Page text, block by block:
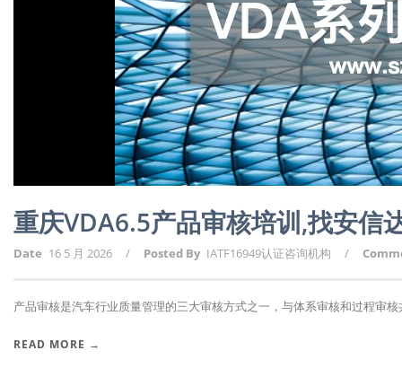
重庆VDA6.5产品审核培训,找安信
Date 16 5 月 2026 / Posted By IATF16949认证咨询机构 /
产品审核是汽车行业质量管理的三大审核方式之一，与体系审核和过程审核
READ MORE →